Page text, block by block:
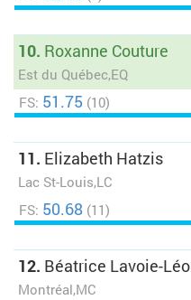
10. Roxanne Couture
Est du Québec,EQ
FS: 51.75 (10)
11. Elizabeth Hatzis
Lac St-Louis,LC
FS: 50.68 (11)
12. Béatrice Lavoie-
Montréal,MC